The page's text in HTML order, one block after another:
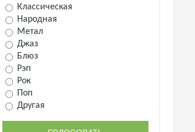
Классическая
Народная
Метал
Джаз
Блюз
Рэп
Рок
Поп
Другая